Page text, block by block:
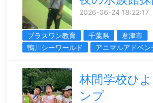
2026-06-24 18:22:17
プラスワン教育 千葉県
君津市
鴨川シーワールド
アニマルアドベン
林間学校ひ
ンプ